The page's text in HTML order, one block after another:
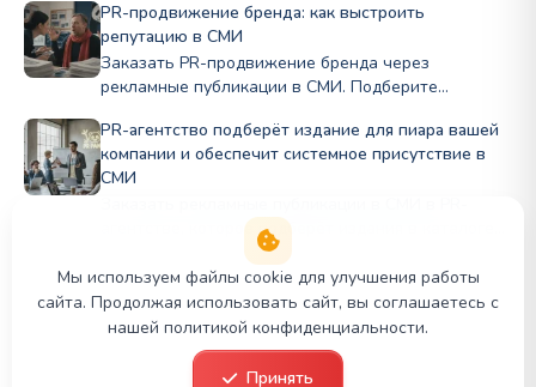
PR-продвижение бренда: как выстроить
репутацию в СМИ
Заказать PR-продвижение бренда через
рекламные публикации в СМИ. Подберите
репутацию Полный цикл в PRslon.
PR-агентство подберёт издание для пиара вашей
компании и обеспечит системное присутствие в
СМИ
агентстве, которое подберёт издания в каталоге
PR Panda для публикации в деловых и отраслевых
СМИ под задачи бизнеса.
© 2026 PR Panda. Все права защищены.
Мы используем файлы cookie для улучшения работы
сайта. Продолжая использовать сайт, вы соглашаетесь с
нашей политикой конфиденциальности.
Принять